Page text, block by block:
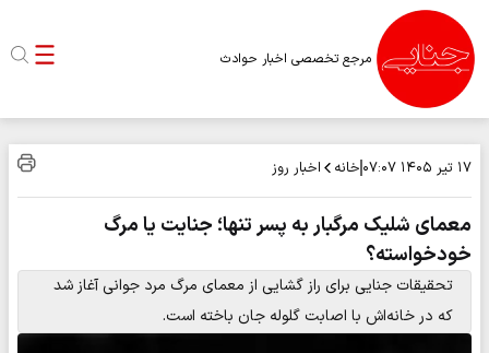
مرجع تخصصی اخبار حوادث
۱۷ تیر ۱۴۰۵ ۰۷:۰۷ خانه اخبار روز
معمای شلیک مرگبار به پسر تنها؛ جنایت یا مرگ
خودخواسته؟
تحقیقات جنایی برای راز گشایی از معمای مرگ مرد جوانی آغاز شد
که در خانه‌اش با اصابت گلوله جان باخته است.